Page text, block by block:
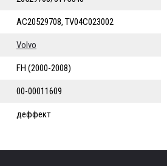
AC20529708, TV04C023002
Volvo
FH (2000-2008)
00-00011609
деффект